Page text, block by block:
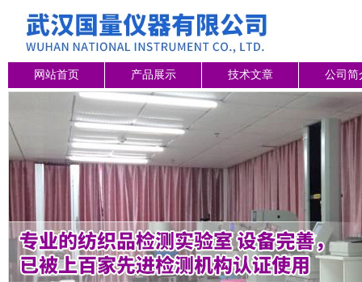
网站首页 产品展示 技术文章 公司简